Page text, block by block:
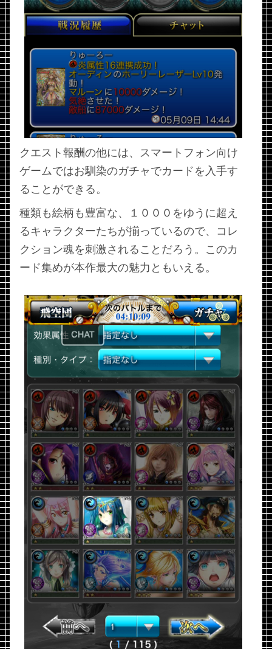
クエスト報酬の他には、スマートフォン向け
ゲームではお馴染のガチャでカードを入手す
ることができる。
種類も絵柄も豊富な、１０００をゆうに超え
るキャラクターたちが揃っているので、コレ
クション魂を刺激されることだろう。このカ
ード集めが本作最大の魅力ともいえる。